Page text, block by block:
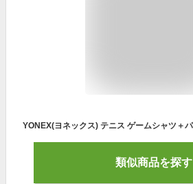
類似商品を探す